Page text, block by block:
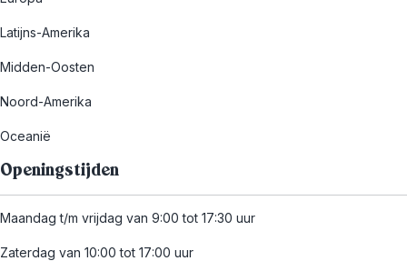
Latijns-Amerika
Midden-Oosten
Noord-Amerika
Oceanië
Openingstijden
Maandag t/m vrijdag van 9:00 tot 17:30 uur
Zaterdag van 10:00 tot 17:00 uur